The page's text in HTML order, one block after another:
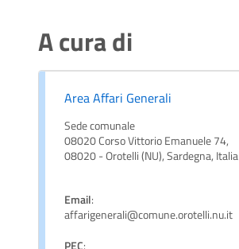
A cura di
Area Affari Generali
Sede comunale
08020 Corso Vittorio Emanuele 74,
08020 - Orotelli (NU), Sardegna, Italia
Email:
affarigenerali@comune.orotelli.nu.it